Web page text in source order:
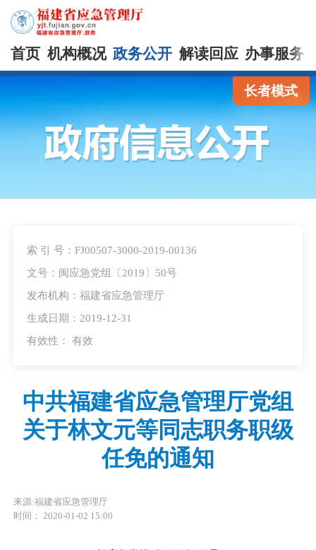
首页 机构概况 政务公开 解读回应 办事服务
长者模式
索 引 号：FJ00507-3000-2019-00136
文号：闽应急党组〔2019〕50号
发布机构：福建省应急管理厅
生成日期：2019-12-31
有效性： 有效
中共福建省应急管理厅党组
关于林文元等同志职务职级
任免的通知
来源:福建省应急管理厅
时间： 2020-01-02 15:00